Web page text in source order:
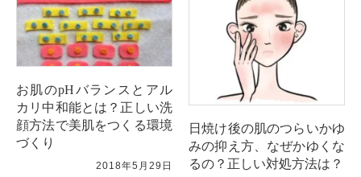
お肌のpHバランスとアル
カリ中和能とは？正しい洗
顔方法で美肌をつくる環境
づくり
2018年5月29日
日焼け後の肌のつらいかゆ
みの抑え方、なぜかゆくな
るの？正しい対処方法は？